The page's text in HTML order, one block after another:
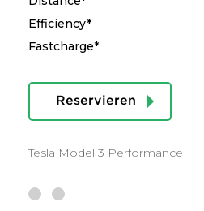
Efficiency*
Fastcharge*
Reservieren
Tesla Model 3 Performance